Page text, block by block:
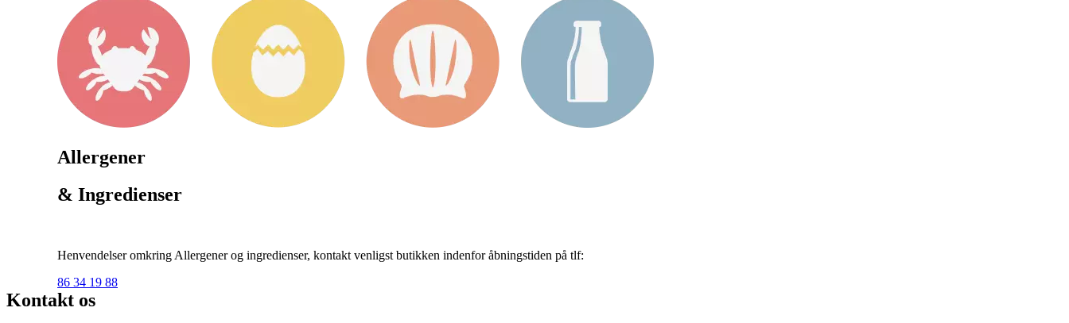
Allergener
& Ingredienser
Henvendelser omkring Allergener og ingredienser, kontakt venligst butikken indenfor åbningstiden på tlf:
86 34 19 88
Kontakt os